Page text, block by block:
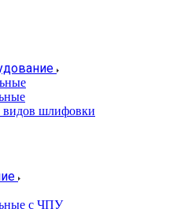
видов шлифовки
с ЧПУ